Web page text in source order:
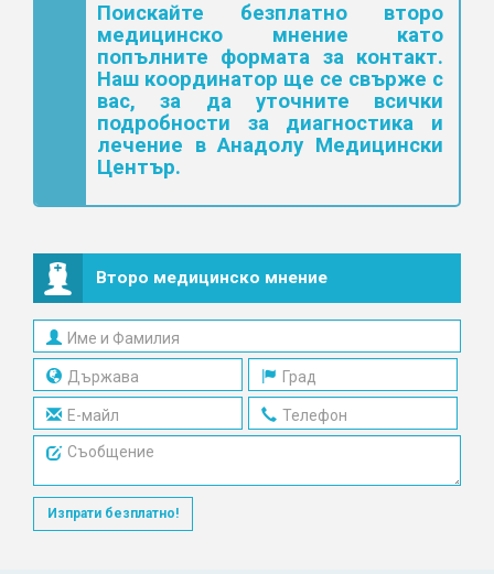
Поискайте безплатно второ
медицинско мнение като
попълните формата за контакт.
Наш координатор ще се свърже с
вас, за да уточните всички
подробности за диагностика и
лечение в Анадолу Медицински
Център.
Второ медицинско мнение
Изпрати безплатно!